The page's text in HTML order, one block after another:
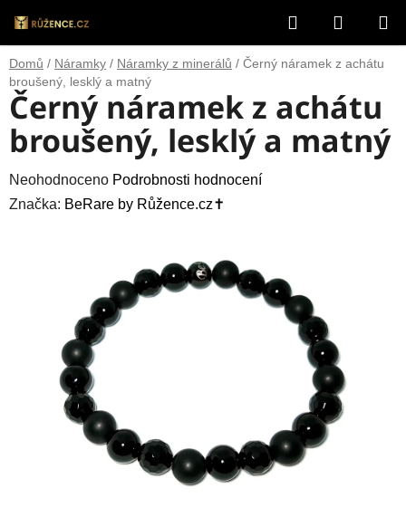
na
obsah
Hledat
KOŠÍK
Domů / Náramky / Náramky z minerálů / Černý náramek z achátu
broušený, lesklý a matný
Černý náramek z achátu
broušený, lesklý a matný
Průměrné
hodnocení
hvězdiček.
Neohodnoceno Podrobnosti hodnocení
Značka: BeRare by Růžence.cz✝️